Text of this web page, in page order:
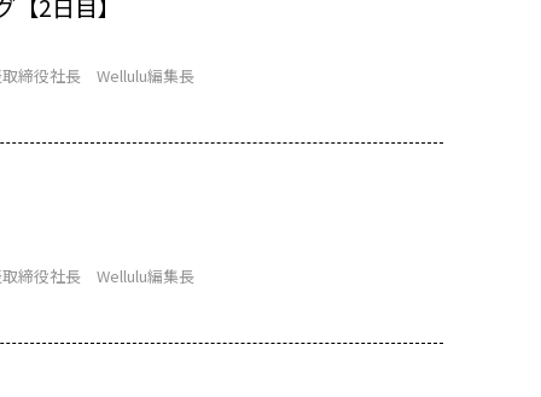
取締役社長 Wellulu編集長
取締役社長 Wellulu編集長